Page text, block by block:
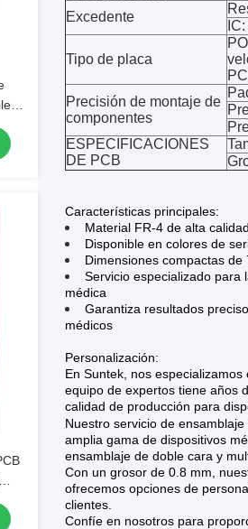
Excedente
Tipo de placa
Precisión de montaje de
componentes
ESPECIFICACIONES
DE PCB
Características principales:
Material FR-4 de alta
Disponible en colores de
Dimensiones compactas
Servicio especializado para
médica
Garantiza resultados
médicos
Personalización:
En Suntek, nos
equipo de expertos tiene años
calidad de producción para
Nuestro servicio de
amplia gama de dispositivos
ensamblaje de doble cara y
Con un grosor de 0.8 mm,
ofrecemos opciones de
clientes.
Confíe en nosotros para